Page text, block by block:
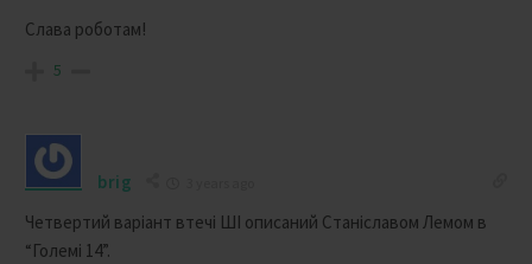
Слава роботам!
5
brig
Четвертий варіант втечі ШІ описаний Станіславом Лемом в
“Големі 14”.